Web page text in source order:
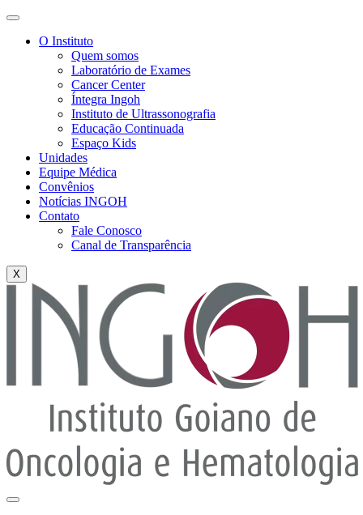
O Instituto
Quem somos
Laboratório de Exames
Cancer Center
Íntegra Ingoh
Instituto de Ultrassonografia
Educação Continuada
Espaço Kids
Unidades
Equipe Médica
Convênios
Notícias INGOH
Contato
Fale Conosco
Canal de Transparência
X